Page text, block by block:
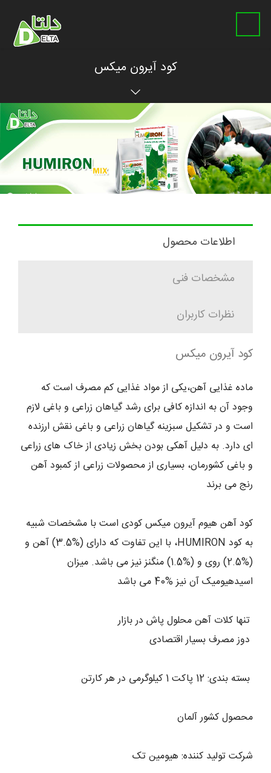
کود آیرون میکس
اطلاعات محصول
مشخصات فنی
نظرات کاربران
کود آیرون میکس
ماده غذایی آهن،یکی از مواد غذایی کم مصرف است که
وجود آن به اندازه کافی برای رشد گیاهان زراعی و باغی لازم
است و در تشکیل سبزینه گیاهان زراعی و باغی نقش ارزنده
ای دارد. به دلیل آهکی بودن بخش زیادی از خاک های زراعی
و باغی کشورمان، بسیاری از محصولات زراعی از کمبود آهن
رنج می برند
کود آهن هیوم آیرون میکس کودی است با مشخصات شبیه
به کود HUMIRON، با این تفاوت که دارای (%3.5) آهن و
(%2.5) روی و (%1.5) منگنز نیز می باشد. میزان
اسیدهیومیک آن نیز %40 می باشد
تنها کلات آهن محلول پاش در بازار
دوز مصرف بسیار اقتصادی
بسته بندی: 12 پاکت 1 کیلوگرمی در هر کارتن
محصول کشور آلمان
شرکت تولید کننده: هیومین تک